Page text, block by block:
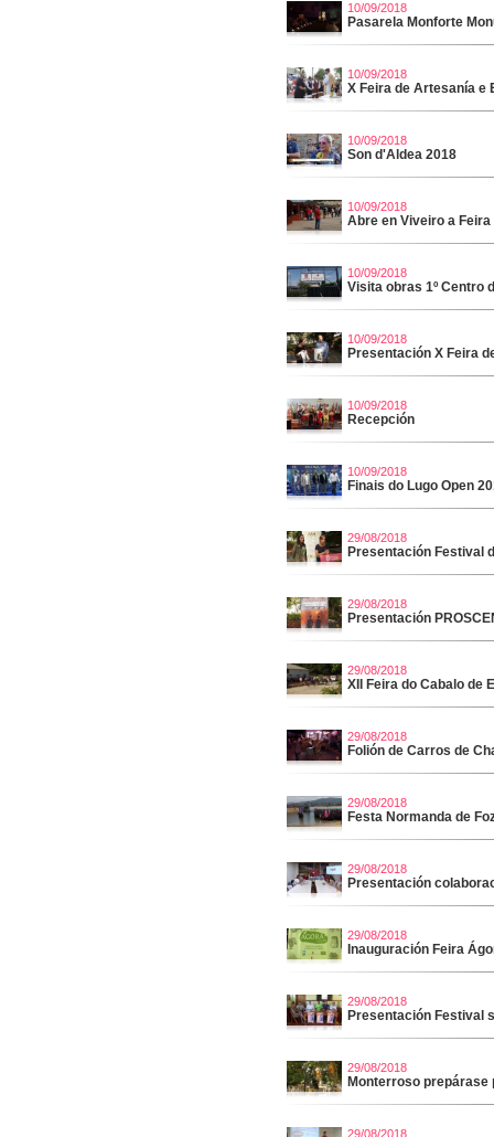
10/09/2018
Pasarela Monforte
10/09/2018
X Feira de Artesanía e
10/09/2018
Son d'Aldea 2018
10/09/2018
Abre en Viveiro a
10/09/2018
Visita obras 1º Centro
10/09/2018
Presentación X Feira
10/09/2018
Recepción
10/09/2018
Finais do Lugo Open
29/08/2018
Presentación Festival
29/08/2018
Presentación
29/08/2018
XII Feira do Cabalo de
29/08/2018
Folión de Carros de
29/08/2018
Festa Normanda de
29/08/2018
Presentación
29/08/2018
Inauguración Feira
29/08/2018
Presentación Festival
29/08/2018
Monterroso prepárase
29/08/2018